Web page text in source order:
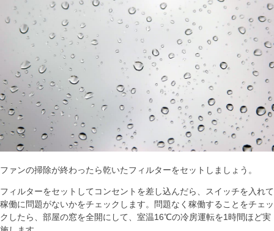
ファンの掃除が終わったら乾いたフィルターをセットしましょう。
フィルターをセットしてコンセントを差し込んだら、スイッチを入れて
稼働に問題がないかをチェックします。問題なく稼働することをチェッ
クしたら、部屋の窓を全開にして、室温16℃の冷房運転を1時間ほど実